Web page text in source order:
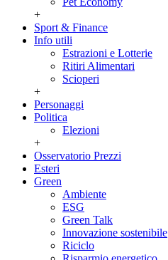
+
Sport & Finance
Info utili
Estrazioni e Lotterie
Ritiri Alimentari
Scioperi
+
Personaggi
Politica
Elezioni
+
Osservatorio Prezzi
Esteri
Green
Ambiente
ESG
Green Talk
Innovazione sostenibile
Riciclo